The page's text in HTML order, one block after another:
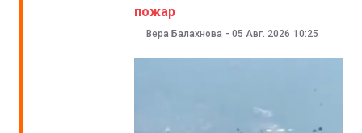
пожар
Вера Балахнова - 05 Авг. 2026 10:25